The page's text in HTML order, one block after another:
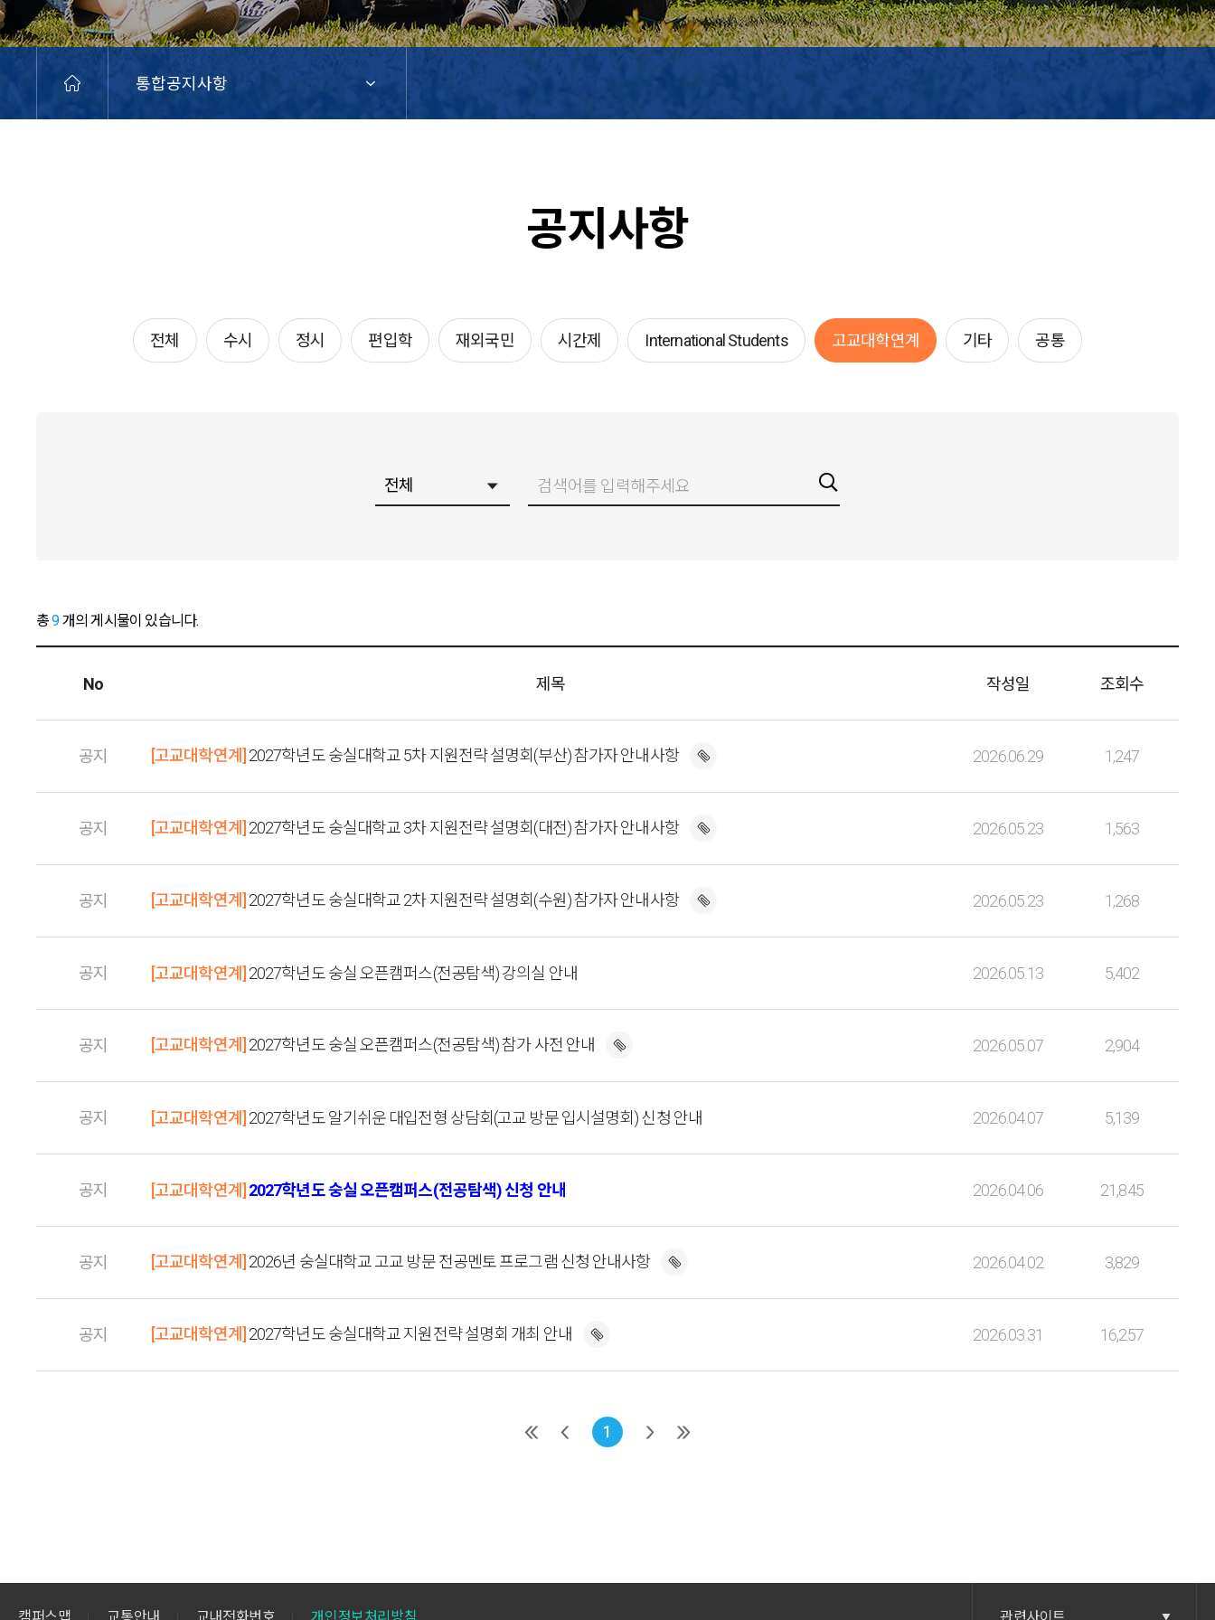
통합공지사항
공지사항
전체 수시 정시 편입학 재외국민 시간제 International Students 고교대학연계 기타 공통
총9개의 게시물이 있습니다.
No 제목 작성일 조회수
공지 [고교대학연계] 2027학년도 숭실대학교 5차 지원전략 설명회(부산) 참가자 안내사항 2026.06.29 1,247
공지 [고교대학연계] 2027학년도 숭실대학교 3차 지원전략 설명회(대전) 참가자 안내사항 2026.05.23 1,563
공지 [고교대학연계] 2027학년도 숭실대학교 2차 지원전략 설명회(수원) 참가자 안내사항 2026.05.23 1,268
공지 [고교대학연계] 2027학년도 숭실 오픈캠퍼스(전공탐색) 강의실 안내 2026.05.13 5,402
공지 [고교대학연계] 2027학년도 숭실 오픈캠퍼스(전공탐색) 참가 사전 안내 2026.05.07 2,904
공지 [고교대학연계] 2027학년도 알기쉬운 대입전형 상담회(고교 방문 입시설명회) 신청 안내 2026.04.07 5,139
공지 [고교대학연계] 2027학년도 숭실 오픈캠퍼스(전공탐색) 신청 안내 2026.04.06 21,845
공지 [고교대학연계] 2026년 숭실대학교 고교 방문 전공멘토 프로그램 신청 안내사항 2026.04.02 3,829
공지 [고교대학연계] 2027학년도 숭실대학교 지원전략 설명회 개최 안내 2026.03.31 16,257
1